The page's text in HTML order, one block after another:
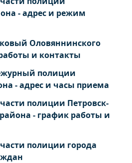
- адрес и режим
Оловяннинского
и контакты
полиции
- адрес и часы приема
полиции Петровск-
- график работы и
полиции города